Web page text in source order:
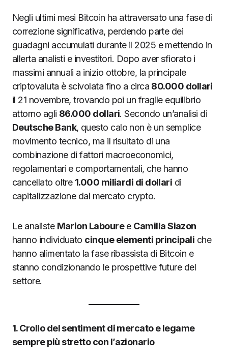
Negli ultimi mesi Bitcoin ha attraversato una fase di
correzione significativa, perdendo parte dei
guadagni accumulati durante il 2025 e mettendo in
allerta analisti e investitori. Dopo aver sfiorato i
massimi annuali a inizio ottobre, la principale
criptovaluta è scivolata fino a circa 80.000 dollari
il 21 novembre, trovando poi un fragile equilibrio
attorno agli 86.000 dollari. Secondo un’analisi di
Deutsche Bank, questo calo non è un semplice
movimento tecnico, ma il risultato di una
combinazione di fattori macroeconomici,
regolamentari e comportamentali, che hanno
cancellato oltre 1.000 miliardi di dollari di
capitalizzazione dal mercato crypto.
Le analiste Marion Labouree Camilla Siazon
hanno individuato cinque elementi principali che
hanno alimentato la fase ribassista di Bitcoin e
stanno condizionando le prospettive future del
settore.
1. Crollo del sentiment di mercato e legame
sempre più stretto con l’azionario